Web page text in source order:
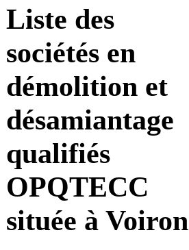
Liste des
sociétés en
démolition et
désamiantage
qualifiés
OPQTECC
située à Voiron